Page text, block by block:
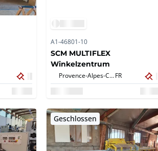
A1-46801-10
SCM MULTIFLEX
Winkelzentrum
Provence-Alpes-Côte d'Azur,FR
Geschlossen